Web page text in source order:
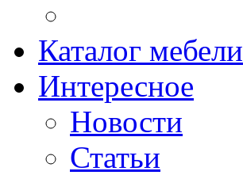
Каталог мебели
Интересное
Новости
Статьи